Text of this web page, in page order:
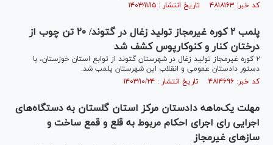
کد خبر: ۴۸۱۸۱۶۳ تاریخ انتشار : ۱۴۰۳/۱۱/۱۵
پلمب ۲ کوره غیرمجاز تولید زغال در گتوند/ ۲۰ تن چوب از
درختان کنار و کنوکارپوس کشف شد
۲ کوره غیرمجاز تولید زغال در شهرستان گتوند از توابع استان خوزستان، با
دستور دادستان عمومی و انقلاب این شهرستان پلمب شد.
کد خبر: ۴۸۱۴۶۹۶ تاریخ انتشار : ۱۴۰۳/۱۰/۲۴
مهلت یک‌ماهه دادستان مرکز استان گلستان به دستگاه‌های
اجرایی رای اجرای احکام مربوط به قلع و قمع ساخت و
ساز‌های غیرمجاز